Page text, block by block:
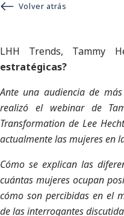
Volver atrás
LHH Trends, Tammy
estratégicas?
Ante una audiencia de
realizó el webinar de
Transformation de Lee
actualmente las mujeres en
Cómo se explican las
cuántas mujeres ocupan
cómo son percibidas en el
de las interrogantes